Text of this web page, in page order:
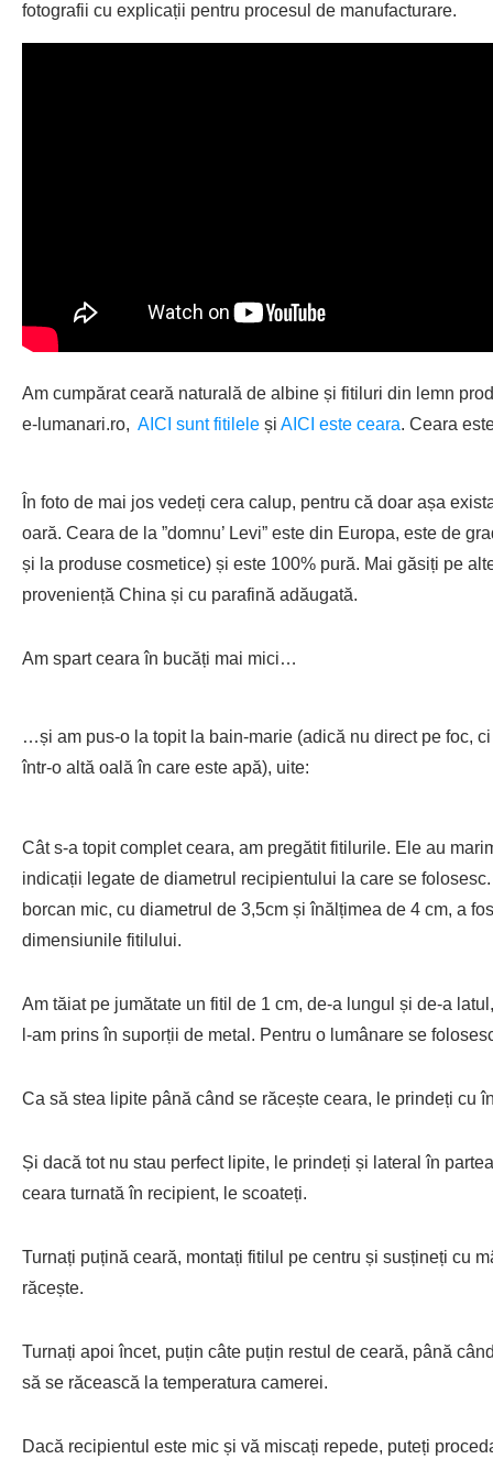
fotografii cu explicații pentru procesul de manufacturare.
Am cumpărat ceară naturală de albine și fitiluri din lemn
e-lumanari.ro, AICI sunt fitilele și AICI este ceara. Ceara
În foto de mai jos vedeți cera calup, pentru că doar așa
oară. Ceara de la ”domnu’ Levi” este din Europa, este de
și la produse cosmetice) și este 100% pură. Mai găsiți pe
proveniență China și cu parafină adăugată.
Am spart ceara în bucăți mai mici…
…și am pus-o la topit la bain-marie (adică nu direct pe foc,
într-o altă oală în care este apă), uite:
Cât s-a topit complet ceara, am pregătit fitilurile. Ele au
indicații legate de diametrul recipientului la care se
borcan mic, cu diametrul de 3,5cm și înălțimea de 4 cm, a
dimensiunile fitilului.
Am tăiat pe jumătate un fitil de 1 cm, de-a lungul și de-a
l-am prins în suporții de metal. Pentru o lumânare se
Ca să stea lipite până când se răcește ceara, le prindeți cu
Și dacă tot nu stau perfect lipite, le prindeți și lateral în
ceara turnată în recipient, le scoateți.
Turnați puțină ceară, montați fitilul pe centru și susțineți cu
răcește.
Turnați apoi încet, puțin câte puțin restul de ceară, până
să se răcească la temperatura camerei.
Dacă recipientul este mic și vă miscați repede, puteți